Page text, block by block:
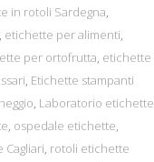
in rotoli Sardegna,
, etichette per alimenti,
per ortofrutta, etichette
, Etichette stampanti
, Laboratorio etichette
, ospedale etichette,
, rotoli etichette